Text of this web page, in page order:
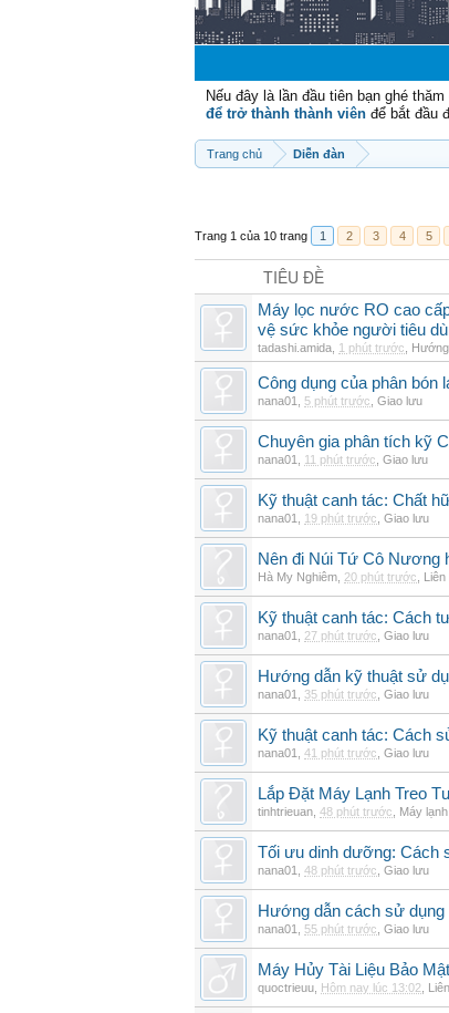
Nếu đây là lần đầu tiên bạn ghé
để trở thành thành viên để bắt đầu
Trang chủ Diễn đàn
Trang 1 của 10 trang 1 2 3 4 5
TIÊU ĐỀ
Máy lọc nước RO cao
vệ sức khỏe người tiêu
tadashi.amida 1 phút trước
Công dụng của phân bón
nana01 5 phút trước Giao lưu
Chuyên gia phân tích kỹ
nana01 11 phút trước Giao lưu
Kỹ thuật canh tác: Chất
nana01 19 phút trước Giao lưu
Nên đi Núi Tứ Cô Nương
Hà My Nghiêm 20 phút trước Liên
Kỹ thuật canh tác: Cách
nana01 27 phút trước Giao lưu
Hướng dẫn kỹ thuật sử
nana01 35 phút trước Giao lưu
Kỹ thuật canh tác: Cách
nana01 41 phút trước Giao lưu
Lắp Đặt Máy Lạnh Treo
tinhtrieuan 48 phút trước Máy lạnh
Tối ưu dinh dưỡng: Cách
nana01 48 phút trước Giao lưu
Hướng dẫn cách sử dụng
nana01 55 phút trước Giao lưu
Máy Hủy Tài Liệu Bảo
quoctrieuu Hôm nay lúc 13:02